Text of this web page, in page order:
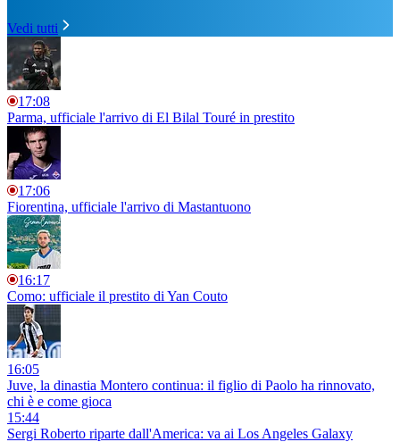
Vedi tutti
17:08
Parma, ufficiale l'arrivo di El Bilal Touré in prestito
17:06
Fiorentina, ufficiale l'arrivo di Mastantuono
16:17
Como: ufficiale il prestito di Yan Couto
16:05
Juve, la dinastia Montero continua: il figlio di Paolo ha rinnovato,
chi è e come gioca
15:44
Sergi Roberto riparte dall'America: va ai Los Angeles Galaxy